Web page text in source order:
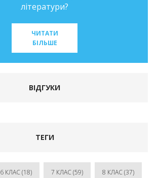
літератури?
ЧИТАТИ
БІЛЬШЕ
ВІДГУКИ
ТЕГИ
6 КЛАС(18) 7 КЛАС(59) 8 КЛАС(37)